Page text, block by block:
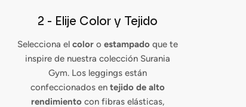
2 - Elije Color y Tejido
Selecciona elcolor oestampado que te
inspire de nuestra colección Surania
Gym. Los leggings están
confeccionados entejido de alto
rendimiento con fibras elásticas,